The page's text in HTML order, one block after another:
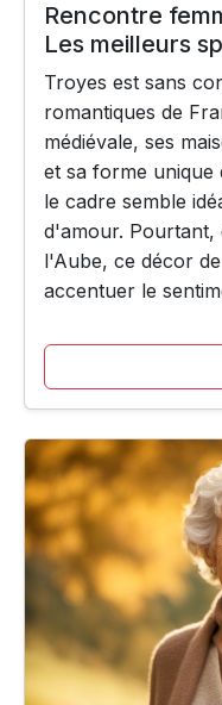
Rencontre
Les meilleurs
Troyes est sans
romantiques de
médiévale, ses
et sa forme unique
le cadre semble
d'amour. Pourtant,
l'Aube, ce décor
accentuer le